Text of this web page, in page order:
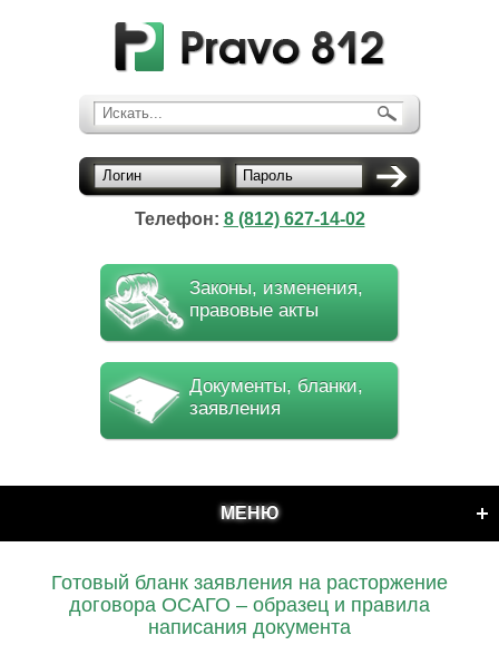
Искать...
Логин Пароль
Телефон: 8 (812) 627-14-02
Законы, изменения,
правовые акты
Документы, бланки,
заявления
МЕНЮ
Готовый бланк заявления на расторжение
договора ОСАГО – образец и правила
написания документа